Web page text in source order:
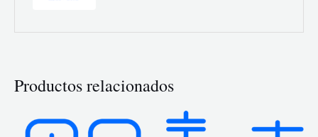
Productos relacionados